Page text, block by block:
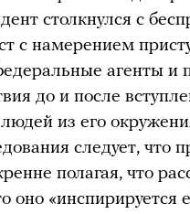
столкнулся с
с намерением
агенты и
до и после
из его
следует, что
полагая, что
оно «инспирируется